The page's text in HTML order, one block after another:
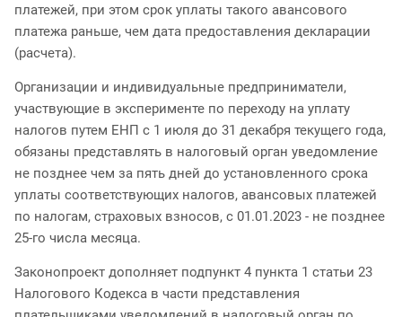
платежей, при этом срок уплаты такого авансового
платежа раньше, чем дата предоставления декларации
(расчета).
Организации и индивидуальные предприниматели,
участвующие в эксперименте по переходу на уплату
налогов путем ЕНП с 1 июля до 31 декабря текущего года,
обязаны представлять в налоговый орган уведомление
не позднее чем за пять дней до установленного срока
уплаты соответствующих налогов, авансовых платежей
по налогам, страховых взносов, с 01.01.2023 - не позднее
25-го числа месяца.
Законопроект дополняет подпункт 4 пункта 1 статьи 23
Налогового Кодекса в части представления